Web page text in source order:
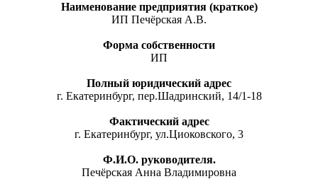
Наименование предприятия (краткое)
ИП Печёрская А.В.
Форма собственности
ИП
Полный юридический адрес
г. Екатеринбург, пер.Шадринский, 14/1-18
Фактический адрес
г. Екатеринбург, ул.Циоковского, 3
Ф.И.О. руководителя.
Печёрская Анна Владимировна